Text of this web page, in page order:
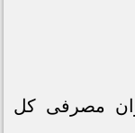
مصرفی کل